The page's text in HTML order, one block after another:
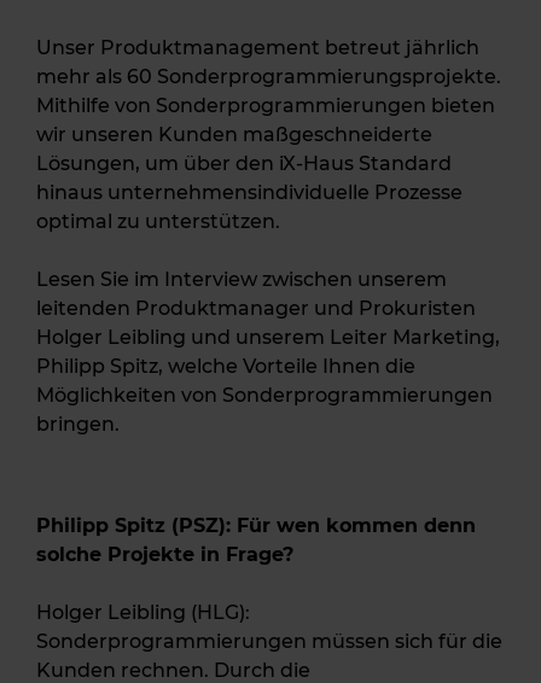
Unser Produktmanagement betreut jährlich
mehr als 60 Sonderprogrammierungsprojekte.
Mithilfe von Sonderprogrammierungen bieten
wir unseren Kunden maßgeschneiderte
Lösungen, um über den iX-Haus Standard
hinaus unternehmensindividuelle Prozesse
optimal zu unterstützen.
Lesen Sie im Interview zwischen unserem
leitenden Produktmanager und Prokuristen
Holger Leibling und unserem Leiter Marketing,
Philipp Spitz, welche Vorteile Ihnen die
Möglichkeiten von Sonderprogrammierungen
bringen.
Philipp Spitz (PSZ): Für wen kommen denn
solche Projekte in Frage?
Holger Leibling (HLG):
Sonderprogrammierungen müssen sich für die
Kunden rechnen. Durch die